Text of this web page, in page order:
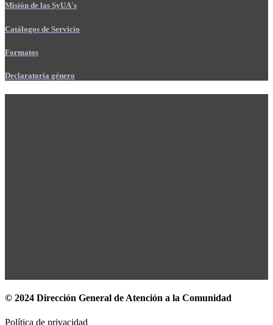
Misión de las SyUA's
Catálogos de Servicio
Formatos
Declaratoria género
© 2024 Dirección General de Atención a la Comunidad
Política de privacidad